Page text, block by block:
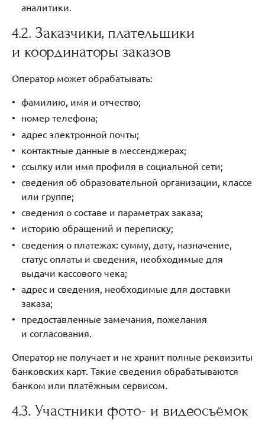
аналитики.
4.2. Заказчики, плательщики
и координаторы заказов
Оператор может обрабатывать:
фамилию, имя и отчество;
номер телефона;
адрес электронной почты;
контактные данные в мессенджерах;
ссылку или имя профиля в социальной сети;
сведения об образовательной организации, классе
или группе;
сведения о составе и параметрах заказа;
историю обращений и переписку;
сведения о платежах: сумму, дату, назначение,
статус оплаты и сведения, необходимые для
выдачи кассового чека;
адрес и сведения, необходимые для доставки
заказа;
предоставленные замечания, пожелания
и согласования.
Оператор не получает и не хранит полные реквизиты
банковских карт. Такие сведения обрабатываются
банком или платёжным сервисом.
4.3. Участники фото- и видеосъёмок